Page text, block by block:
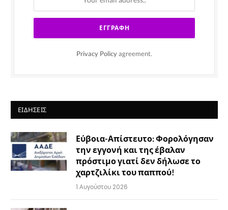
Privacy Policy agreement.
ΕΙΔΉΣΕΙΣ
Εύβοια-Απίστευτο: Φορολόγησαν
την εγγονή και της έβαλαν
πρόστιμο γιατί δεν δήλωσε το
χαρτζιλίκι του παππού!
1 Αυγούστου 2026